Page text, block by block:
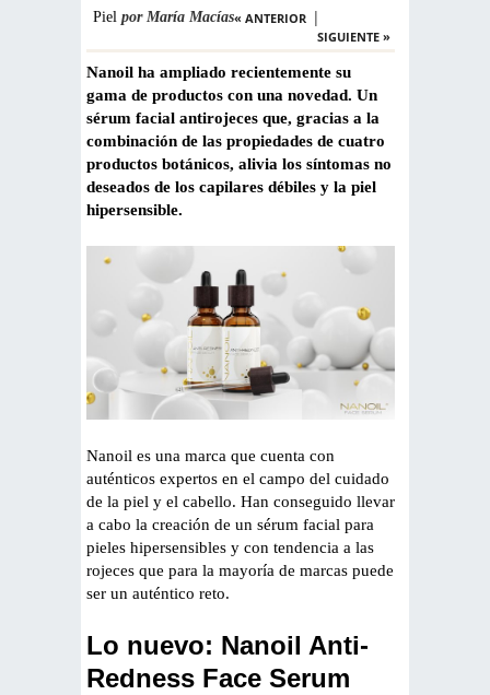
Piel por María Macías« ANTERIOR |
SIGUIENTE »
Nanoil ha ampliado recientemente su
gama de productos con una novedad. Un
sérum facial antirojeces que, gracias a la
combinación de las propiedades de cuatro
productos botánicos, alivia los síntomas no
deseados de los capilares débiles y la piel
hipersensible.
Nanoil es una marca que cuenta con
auténticos expertos en el campo del cuidado
de la piel y el cabello. Han conseguido llevar
a cabo la creación de un sérum facial para
pieles hipersensibles y con tendencia a las
rojeces que para la mayoría de marcas puede
ser un auténtico reto.
Lo nuevo: Nanoil Anti-
Redness Face Serum